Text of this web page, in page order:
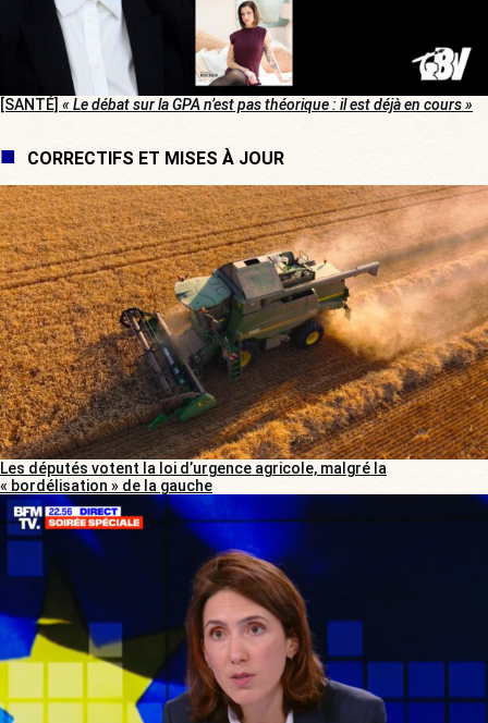
[SANTÉ] « Le débat sur la GPA n’est pas théorique : il est déjà en cours »
CORRECTIFS ET MISES À JOUR
Les députés votent la loi d’urgence agricole, malgré la
« bordélisation » de la gauche